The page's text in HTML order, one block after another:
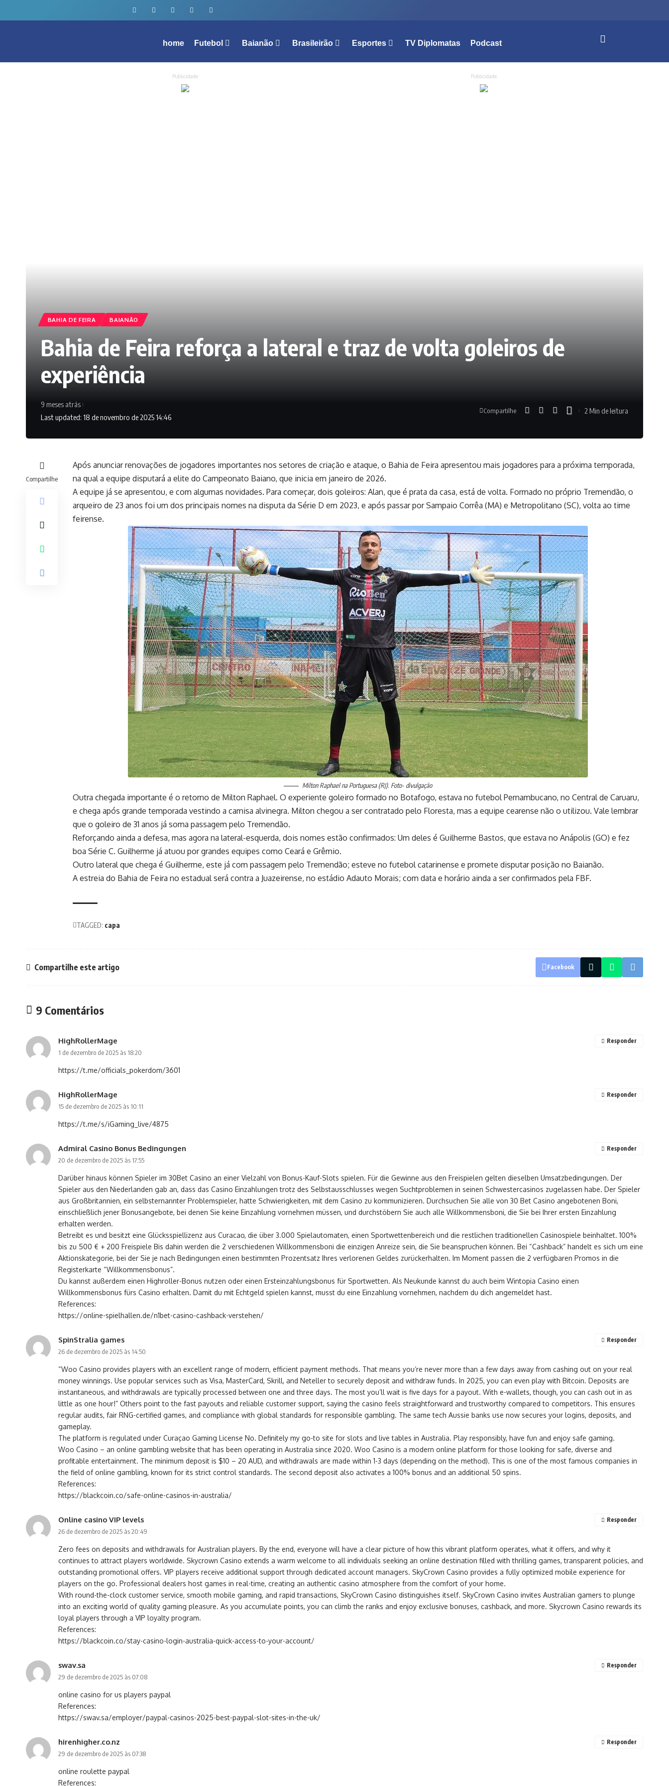
home Futebol Baianão Brasileirão Esportes TV Diplomatas Podcast
Publicidade Publicidade
BAHIA DE FEIRA BAIANÃO
Bahia de Feira reforça a lateral e traz de volta goleiros de
experiência
Last updated: 18 de novembro de 2025 14:46
9 meses atrás
Compartilhe 2 Min de leitura
Compartilhe
Após anunciar renovações de jogadores importantes nos setores de criação e ataque, o Bahia de Feira apresentou mais jogadores para a próxima temporada,
na qual a equipe disputará a elite do Campeonato Baiano, que inicia em janeiro de 2026.
A equipe já se apresentou, e com algumas novidades. Para começar, dois goleiros: Alan, que é prata da casa, está de volta. Formado no próprio Tremendão, o
arqueiro de 23 anos foi um dos principais nomes na disputa da Série D em 2023, e após passar por Sampaio Corrêa (MA) e Metropolitano (SC), volta ao time
feirense.
Milton Raphael na Portuguesa (RJ). Foto- divulgação
Outra chegada importante é o retorno de Milton Raphael. O experiente goleiro formado no Botafogo, estava no futebol Pernambucano, no Central de Caruaru,
e chega após grande temporada vestindo a camisa alvinegra. Milton chegou a ser contratado pelo Floresta, mas a equipe cearense não o utilizou. Vale lembrar
que o goleiro de 31 anos já soma passagem pelo Tremendão.
Reforçando ainda a defesa, mas agora na lateral-esquerda, dois nomes estão confirmados: Um deles é Guilherme Bastos, que estava no Anápolis (GO) e fez
boa Série C. Guilherme já atuou por grandes equipes como Ceará e Grêmio.
Outro lateral que chega é Guilherme, este já com passagem pelo Tremendão; esteve no futebol catarinense e promete disputar posição no Baianão.
A estreia do Bahia de Feira no estadual será contra a Juazeirense, no estádio Adauto Morais; com data e horário ainda a ser confirmados pela FBF.
TAGGED: capa
Compartilhe este artigo Facebook
9 Comentários
HighRollerMage
1 de dezembro de 2025 às 18:20
https://t.me/officials_pokerdom/3601
Responder
HighRollerMage
15 de dezembro de 2025 às 10:11
https://t.me/s/iGaming_live/4875
Responder
Admiral Casino Bonus Bedingungen
20 de dezembro de 2025 às 17:55
Darüber hinaus können Spieler im 30Bet Casino an einer Vielzahl von Bonus-Kauf-Slots spielen. Für die Gewinne aus den Freispielen gelten dieselben Umsatzbedingungen. Der
Spieler aus den Niederlanden gab an, dass das Casino Einzahlungen trotz des Selbstausschlusses wegen Suchtproblemen in seinen Schwestercasinos zugelassen habe. Der Spieler
aus Großbritannien, ein selbsternannter Problemspieler, hatte Schwierigkeiten, mit dem Casino zu kommunizieren. Durchsuchen Sie alle von 30 Bet Casino angebotenen Boni,
einschließlich jener Bonusangebote, bei denen Sie keine Einzahlung vornehmen müssen, und durchstöbern Sie auch alle Willkommensboni, die Sie bei Ihrer ersten Einzahlung
erhalten werden.
Betreibt es und besitzt eine Glücksspiellizenz aus Curacao, die über 3.000 Spielautomaten, einen Sportwettenbereich und die restlichen traditionellen Casinospiele beinhaltet. 100%
bis zu 500 € + 200 Freispiele Bis dahin werden die 2 verschiedenen Willkommensboni die einzigen Anreize sein, die Sie beanspruchen können. Bei “Cashback” handelt es sich um eine
Aktionskategorie, bei der Sie je nach Bedingungen einen bestimmten Prozentsatz Ihres verlorenen Geldes zurückerhalten. Im Moment passen die 2 verfügbaren Promos in die
Registerkarte “Willkommensbonus”.
Du kannst außerdem einen Highroller-Bonus nutzen oder einen Ersteinzahlungsbonus für Sportwetten. Als Neukunde kannst du auch beim Wintopia Casino einen
Willkommensbonus fürs Casino erhalten. Damit du mit Echtgeld spielen kannst, musst du eine Einzahlung vornehmen, nachdem du dich angemeldet hast.
References:
https://online-spielhallen.de/n1bet-casino-cashback-verstehen/
Responder
SpinStralia games
26 de dezembro de 2025 às 14:50
“Woo Casino provides players with an excellent range of modern, efficient payment methods. That means you’re never more than a few days away from cashing out on your real
money winnings. Use popular services such as Visa, MasterCard, Skrill, and Neteller to securely deposit and withdraw funds. In 2025, you can even play with Bitcoin. Deposits are
instantaneous, and withdrawals are typically processed between one and three days. The most you’ll wait is five days for a payout. With e-wallets, though, you can cash out in as
little as one hour!” Others point to the fast payouts and reliable customer support, saying the casino feels straightforward and trustworthy compared to competitors. This ensures
regular audits, fair RNG-certified games, and compliance with global standards for responsible gambling. The same tech Aussie banks use now secures your logins, deposits, and
gameplay.
The platform is regulated under Curaçao Gaming License No. Definitely my go-to site for slots and live tables in Australia. Play responsibly, have fun and enjoy safe gaming.
Woo Casino – an online gambling website that has been operating in Australia since 2020. Woo Casino is a modern online platform for those looking for safe, diverse and
profitable entertainment. The minimum deposit is $10 – 20 AUD, and withdrawals are made within 1-3 days (depending on the method). This is one of the most famous companies in
the field of online gambling, known for its strict control standards. The second deposit also activates a 100% bonus and an additional 50 spins.
References:
https://blackcoin.co/safe-online-casinos-in-australia/
Responder
Online casino VIP levels
26 de dezembro de 2025 às 20:49
Zero fees on deposits and withdrawals for Australian players. By the end, everyone will have a clear picture of how this vibrant platform operates, what it offers, and why it
continues to attract players worldwide. Skycrown Casino extends a warm welcome to all individuals seeking an online destination filled with thrilling games, transparent policies, and
outstanding promotional offers. VIP players receive additional support through dedicated account managers. SkyCrown Casino provides a fully optimized mobile experience for
players on the go. Professional dealers host games in real-time, creating an authentic casino atmosphere from the comfort of your home.
With round-the-clock customer service, smooth mobile gaming, and rapid transactions, SkyCrown Casino distinguishes itself. SkyCrown Casino invites Australian gamers to plunge
into an exciting world of quality gaming pleasure. As you accumulate points, you can climb the ranks and enjoy exclusive bonuses, cashback, and more. Skycrown Casino rewards its
loyal players through a VIP loyalty program.
References:
https://blackcoin.co/stay-casino-login-australia-quick-access-to-your-account/
Responder
swav.sa
29 de dezembro de 2025 às 07:08
online casino for us players paypal
References:
https://swav.sa/employer/paypal-casinos-2025-best-paypal-slot-sites-in-the-uk/
Responder
hirenhigher.co.nz
29 de dezembro de 2025 às 07:38
online roulette paypal
References:
Responder